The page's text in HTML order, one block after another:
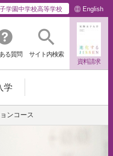
学園中学校高等学校 English
る質問
サイト内検索
資料請求
学
ンコース